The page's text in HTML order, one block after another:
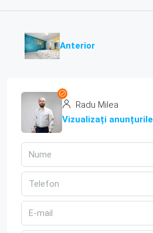
Anterior
Radu Milea
Vizualizați anunțurile